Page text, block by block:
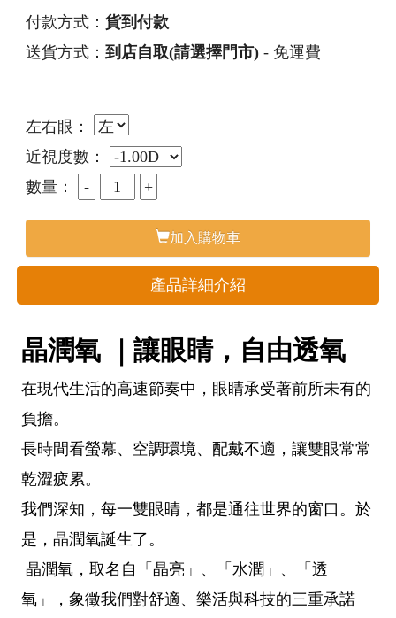
付款方式： 貨到付款
送貨方式： 到店自取(請選擇門市)- 免運費
左右眼：
近視度數：
數量：
加入購物車
產品詳細介紹
晶潤氧 ｜讓眼睛，自由透氧
在現代生活的高速節奏中，眼睛承受著前所未有的
負擔。
長時間看螢幕、空調環境、配戴不適，讓雙眼常常
乾澀疲累。
我們深知，每一雙眼睛，都是通往世界的窗口。於
是，晶潤氧誕生了。
晶潤氧，取名自「晶亮」、「水潤」、「透
氧」，象徵我們對舒適、樂活與科技的三重承諾